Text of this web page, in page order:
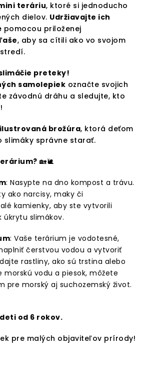
teráriu, ktoré si jednoducho
dielov. Udržiavajte ich
pomocou priloženej
, aby sa cítili ako vo svojom
preteky!
samolepiek označte svojich
závodnú dráhu a sledujte, kto
ilustrovaná brožúra, ktorá deťom
slimáky správne starať.
🏡🐌
: Nasypte na dno kompost a trávu.
ako narcisy, maky či
kamienky, aby ste vytvorili
slimákov.
: Vaše terárium je vodotesné,
čerstvou vodou a vytvoriť
rastliny, ako sú trstina alebo
morskú vodu a piesok, môžete
pre morský aj suchozemský život.
od 6 rokov.
pre malých objaviteľov prírody!